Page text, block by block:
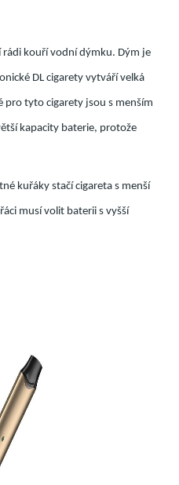
rádi kouří vodní dýmku. Dým je
DL cigarety vytváří velká
pro tyto cigarety jsou s menším
kapacity baterie, protože
kuřáky stačí cigareta s menší
musí volit baterii s vyšší